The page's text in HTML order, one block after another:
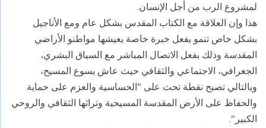
لمشروع الرب من أجل الإنسان.
هذا وإن العلاقة مع الكتاب المقدس بشكل عام ومع الأناجيل
بشكل خاص تنمو بفعل خبرة خاصة يعيشها مواطنو الأراضي
المقدسة وذلك بفعل الاتصال المباشر مع السياق البشري،
الجغرافي، الاجتماعي والثقافي حيث عاش يسوع المسيح،
وبالتالي تصبح نقطة تحث على "الحساسية والعزم على حماية
والحفاظ على الأرض المقدسة المسيحية وتراثها الثقافي والروحي
الكبير".